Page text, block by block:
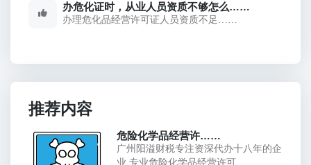
办危化证时，从业人员资质不够怎么……
办理危化品经营许可证人员资质不足……
推荐内容
危险化学品经营许……
广州阳溢财税专注资深代办十八年的企
业,专业危险化学品经营许可……